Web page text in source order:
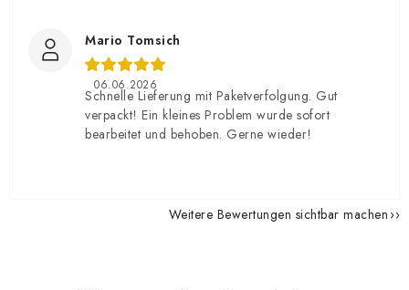
Mario Tomsich
06.06.2026
Schnelle Lieferung mit Paketverfolgung. Gut
verpackt! Ein kleines Problem wurde sofort
bearbeitet und behoben. Gerne wieder!
Weitere Bewertungen sichtbar machen